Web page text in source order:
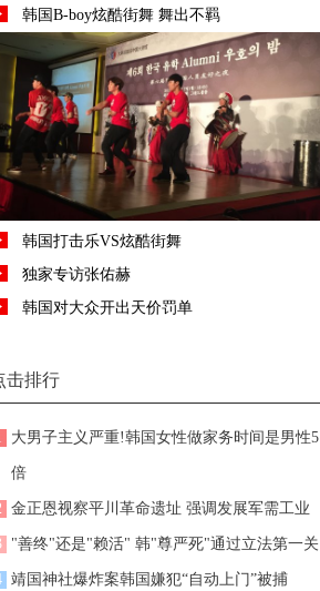
韩国B-boy炫酷街舞 舞出不羁
韩国打击乐VS炫酷街舞
独家专访张佑赫
韩国对大众开出天价罚单
击排行
大男子主义严重!韩国女性做家务时间是男性5
倍
金正恩视察平川革命遗址 强调发展军需工业
"善终"还是"赖活" 韩"尊严死"通过立法第一关
靖国神社爆炸案韩国嫌犯“自动上门”被捕